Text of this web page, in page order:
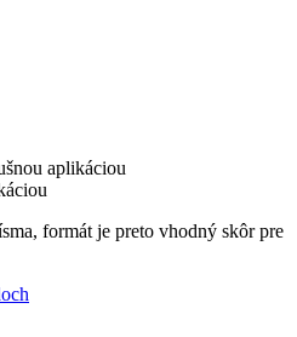
aplikáciou
formát je preto vhodný skôr pre